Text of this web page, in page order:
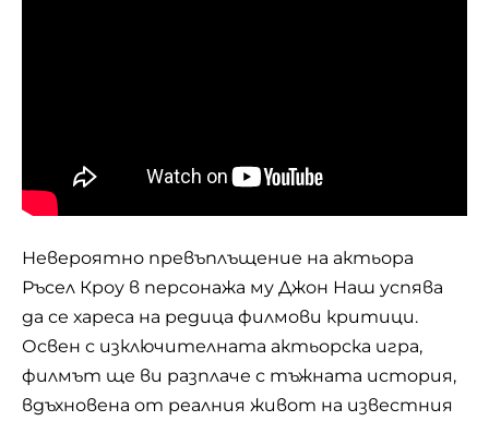
Невероятно превъплъщение на актьора
Ръсел Кроу в персонажа му Джон Наш успява
да се хареса на редица филмови критици.
Освен с изключителната актьорска игра,
филмът ще ви разплаче с тъжната история,
вдъхновена от реалния живот на известния